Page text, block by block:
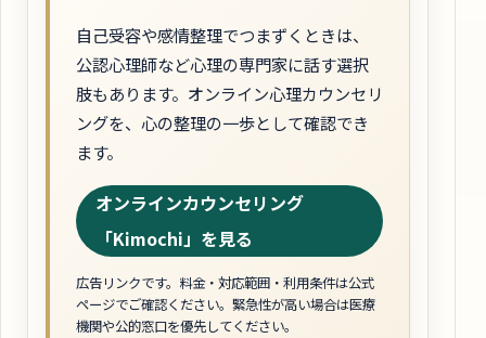
自己受容や感情整理でつまずくときは、
公認心理師など心理の専門家に話す選択
肢もあります。オンライン心理カウンセリ
ングを、心の整理の一歩として確認でき
ます。
オンラインカウンセリング
「Kimochi」を見る
広告リンクです。料金・対応範囲・利用条件は公式
ページでご確認ください。緊急性が高い場合は医療
機関や公的窓口を優先してください。